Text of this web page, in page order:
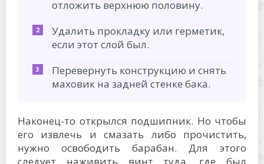
отложить верхнюю половину.
Удалить прокладку или герметик,
если этот слой был.
Перевернуть конструкцию и снять
маховик на задней стенке бака.
Наконец-то открылся подшипник. Но чтобы
его извлечь и смазать либо прочистить,
нужно освободить барабан. Для этого
следует наживить винт туда, где был